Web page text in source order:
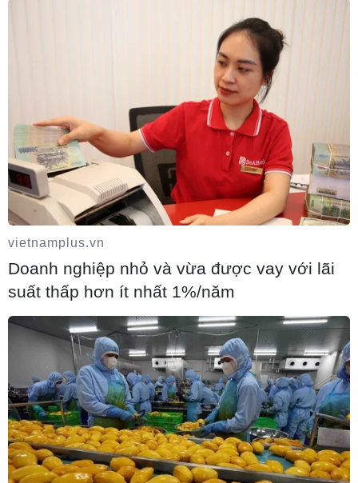
Pháp cảnh giác nguy cơ thao túng thông
tin trước bầu cử tổng thống năm 2027
09/08/2026 07:45
Mỹ đánh giá thỏa thuận hòa bình
Armenia-Azerbaijan và sáng kiến TRIPP
09/08/2026 06:56
vietnamplus.vn
Doanh nghiệp nhỏ và vừa được vay với lãi
suất thấp hơn ít nhất 1%/năm